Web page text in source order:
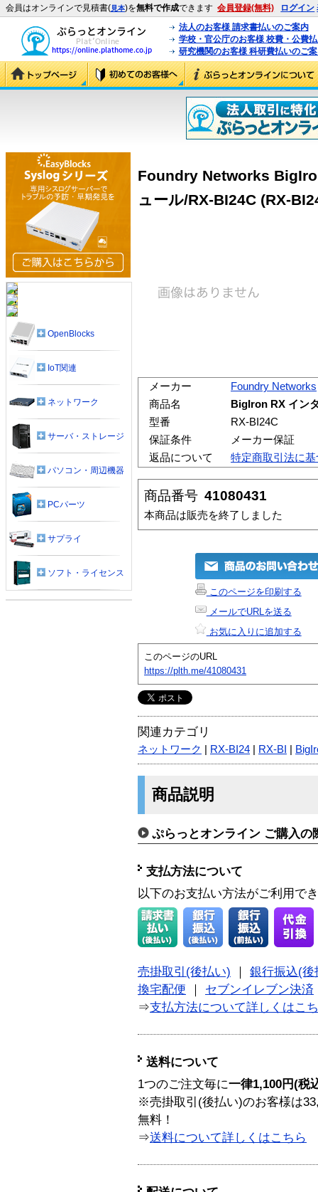
会員はオンラインで見積書(見本)を無料で作成できます 会員登録(無料) ログイン
法人のお客様 請求書払いのご案内
学校・官公庁のお客様 校費・公費
研究機関のお客様 科研費払いのご
Foundry Networks
ュール/RX-BI24C (RX-
メーカー
Foundry Networks
商品名
BigIron RX イン
型番
RX-BI24C
保証条件
メーカー保証
返品について
特定商取引法に
商品番号 41080431
本商品は販売を終了しました
このページを印刷する
メールでURLを送る
お気に入りに追加する
このページのURL
https://plth.me/41080431
関連カテゴリ
ネットワーク RX-BI24 RX-BI
商品説明
ぷらっとオンライン ご購入の
支払方法について
以下のお支払い方法がご利用で
売掛取引(後払い)
銀行振込(後
換宅配便
セブンイレブン決済
⇒支払方法について詳しくはこ
送料について
1つのご注文毎に一律1,100円(税
※売掛取引(後払い)のお客様は
無料！
⇒送料について詳しくはこちら
OpenBlocks
IoT関連
ネットワーク
サーバ・ストレージ
パソコン・周辺機器
PCパーツ
サプライ
ソフト・ライセンス